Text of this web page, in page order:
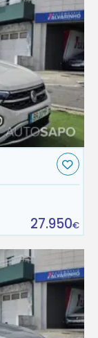
27.950€